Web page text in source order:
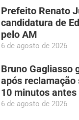
Prefeito Renato
candidatura de
pelo AM
6 de agosto de 2026
Bruno Gagliasso
após reclamação
10 minutos antes
6 de agosto de 2026